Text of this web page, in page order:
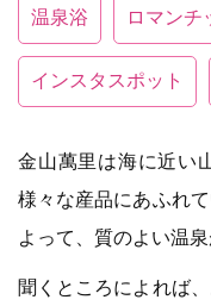
温泉浴 ロマンチ
インスタスポット
金山萬里は海に近い
様々な産品にあふれ
よって、質のよい温泉
聞くところによれば